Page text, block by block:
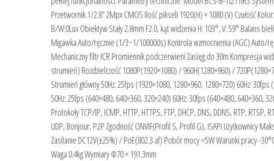
Przetwornik 1/2.8” 2Mpx CMOS Ilość pikseli 1920(H) × 1080 (V) Czułość
B/W:0Lux Obiektyw Stały 2.8mm F2.0, kąt widzenia H: 103°, V: 59° Balans
Migawka Auto/ręcznie (1/3~1/100000s) Kontrola wzmocnienia (AGC) Auto/
Mechaniczny filtr ICR Promiennik podczerwieni Zasięg do 30m Kompresja
strumień) Rozdzielczość 1080P(1920×1080) / 960H(1280×960) /
Strumień główny 50Hz: 25fps (1920×1080, 1280×960, 1280×720) 60Hz:
50Hz: 25fps (640×480, 640×360, 320×240) 60Hz: 30fps (640×480, 640×360,
Protokoły TCP/IP, ICMP, HTTP, HTTPS, FTP, DHCP, DNS, DDNS, RTP, RTSP,
UDP, Bonjour, P2P Zgodność ONVIF(Profil S, Profil G), ISAPI Użytkownicy
Zasilanie DC12V(±25%) / PoE(802.3 af) Pobór mocy <5W Warunki pracy -
Waga 0.4kg Wymiary Φ70 × 191.3mm